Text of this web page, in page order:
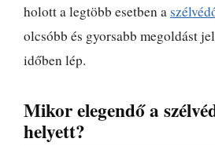
holott a legtöbb esetben a
olcsóbb és gyorsabb megoldást
időben lép.
Mikor elegendő a
helyett?